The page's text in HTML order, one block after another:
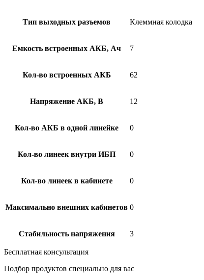
Тип выходных разъемов Клеммная колодка
Емкость встроенных АКБ, Ач 7
Кол-во встроенных АКБ 62
Напряжение АКБ, В 12
Кол-во АКБ в одной линейке 0
Кол-во линеек внутри ИБП 0
Кол-во линеек в кабинете 0
Максимально внешних кабинетов 0
Стабильность напряжения 3
Бесплатная консультация
Подбор продуктов специально для вас